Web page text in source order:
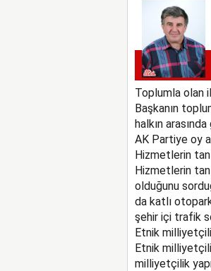
Toplumla olan
Başkanın
halkın
AK Partiye oy
Hizmetlerin
Hizmetlerin
olduğunu
da katlı
şehir içi trafik
Etnik
Etnik
milliyetçilik